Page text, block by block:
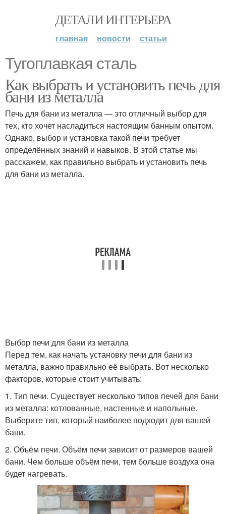
ДЕТАЛИ ИНТЕРЬЕРА
главная новости статьи
Тугоплавкая сталь
Как выбрать и установить печь для
бани из металла
Печь для бани из металла — это отличный выбор для
тех, кто хочет насладиться настоящим банным опытом.
Однако, выбор и установка такой печи требует
определённых знаний и навыков. В этой статье мы
расскажем, как правильно выбрать и установить печь
для бани из металла.
Выбор печи для бани из металла
Перед тем, как начать установку печи для бани из
металла, важно правильно её выбрать. Вот несколько
факторов, которые стоит учитывать:
1. Тип печи. Существует несколько типов печей для бани
из металла: котлованные, настенные и напольные.
Выберите тип, который наиболее подходит для вашей
бани.
2. Объём печи. Объём печи зависит от размеров вашей
бани. Чем больше объём печи, тем больше воздуха она
будет нагревать.